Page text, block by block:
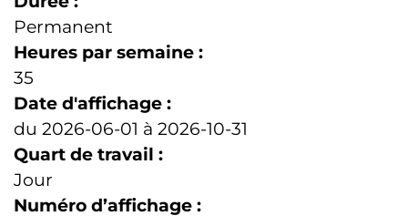
Permanent
Heures par semaine :
35
Date d'affichage :
du 2026-06-01 à 2026-10-31
Quart de travail :
Jour
Numéro d’affichage :